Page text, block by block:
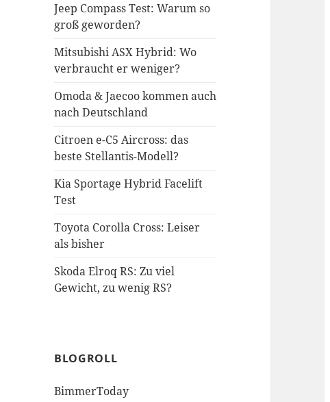
Jeep Compass Test: Warum so
groß geworden?
Mitsubishi ASX Hybrid: Wo
verbraucht er weniger?
Omoda & Jaecoo kommen auch
nach Deutschland
Citroen e-C5 Aircross: das
beste Stellantis-Modell?
Kia Sportage Hybrid Facelift
Test
Toyota Corolla Cross: Leiser
als bisher
Skoda Elroq RS: Zu viel
Gewicht, zu wenig RS?
BLOGROLL
BimmerToday